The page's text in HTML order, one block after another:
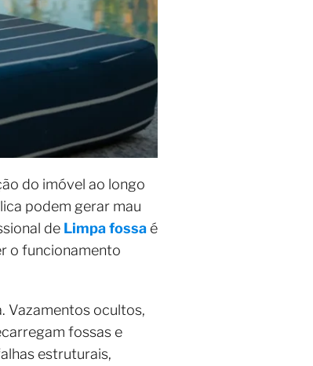
do imóvel ao longo
podem gerar mau
de Limpa fossa é
o funcionamento
Vazamentos ocultos,
fossas e
estruturais,